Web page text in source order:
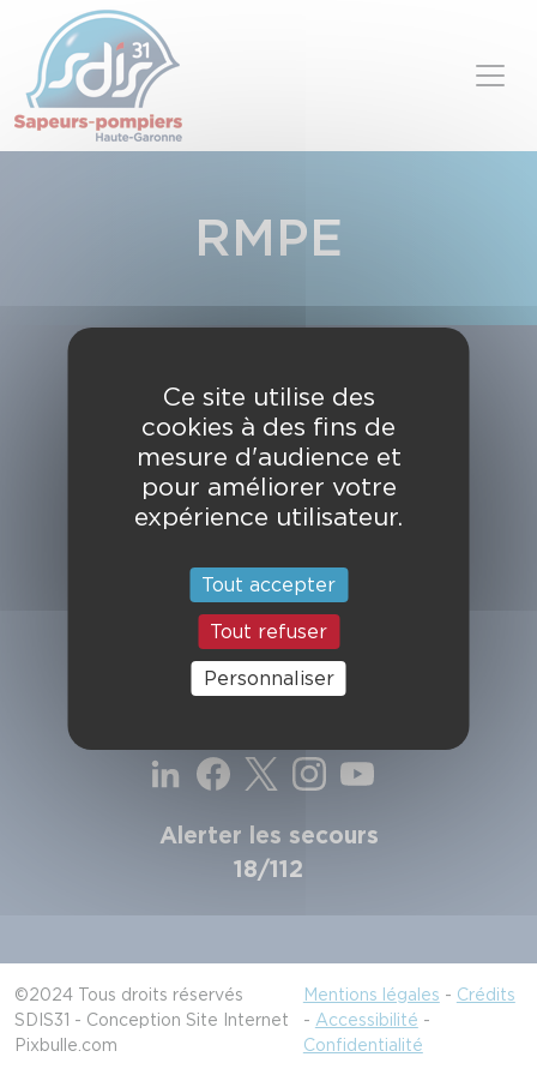
RMPE
49, chemin de l'Armurié
C.S. 80123
31772 COLOMIERS CEDEX
Contactez-nous
Alerter les secours
18/112
©2024 Tous droits réservés
SDIS31 - Conception Site Internet
Pixbulle.com
Mentions légales - Crédits
- Accessibilité -
Confidentialité
Panneau de gestion des cookies
Ce site utilise des
cookies à des fins de
mesure d'audience et
pour améliorer votre
expérience utilisateur.
Tout accepter
Tout refuser
Personnaliser